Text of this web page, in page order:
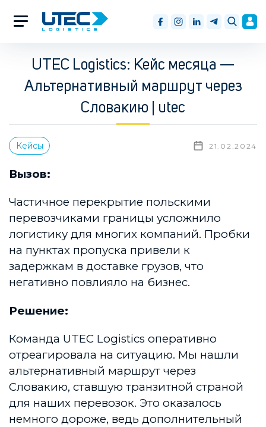
UTEC Logistics: Кейс месяца —
Альтернативный маршрут через
Словакию | utec
Кейсы 21.02.2024
Вызов:
Частичное перекрытие польскими
перевозчиками границы усложнило
логистику для многих компаний. Пробки
на пунктах пропуска привели к
задержкам в доставке грузов, что
негативно повлияло на бизнес.
Решение:
Команда UTEC Logistics оперативно
отреагировала на ситуацию. Мы нашли
альтернативный маршрут через
Словакию, ставшую транзитной страной
для наших перевозок. Это оказалось
немного дороже, ведь дополнительный